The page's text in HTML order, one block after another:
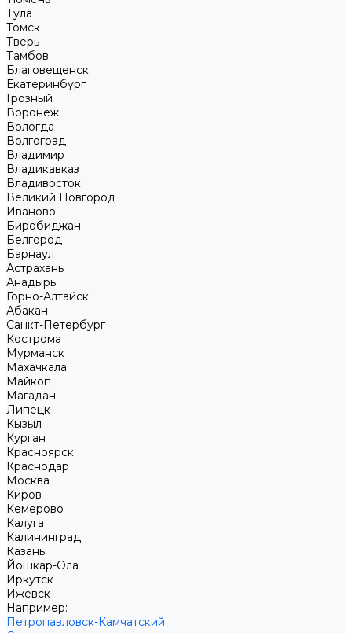
Тула
Томск
Тверь
Тамбов
Благовещенск
Екатеринбург
Грозный
Воронеж
Вологда
Волгоград
Владимир
Владикавказ
Владивосток
Великий Новгород
Иваново
Биробиджан
Белгород
Барнаул
Астрахань
Анадырь
Горно-Алтайск
Абакан
Санкт-Петербург
Кострома
Мурманск
Махачкала
Майкоп
Магадан
Липецк
Кызыл
Курган
Красноярск
Краснодар
Москва
Киров
Кемерово
Калуга
Калининград
Казань
Йошкар-Ола
Иркутск
Ижевск
Например:
Петропавловск-Камчатский